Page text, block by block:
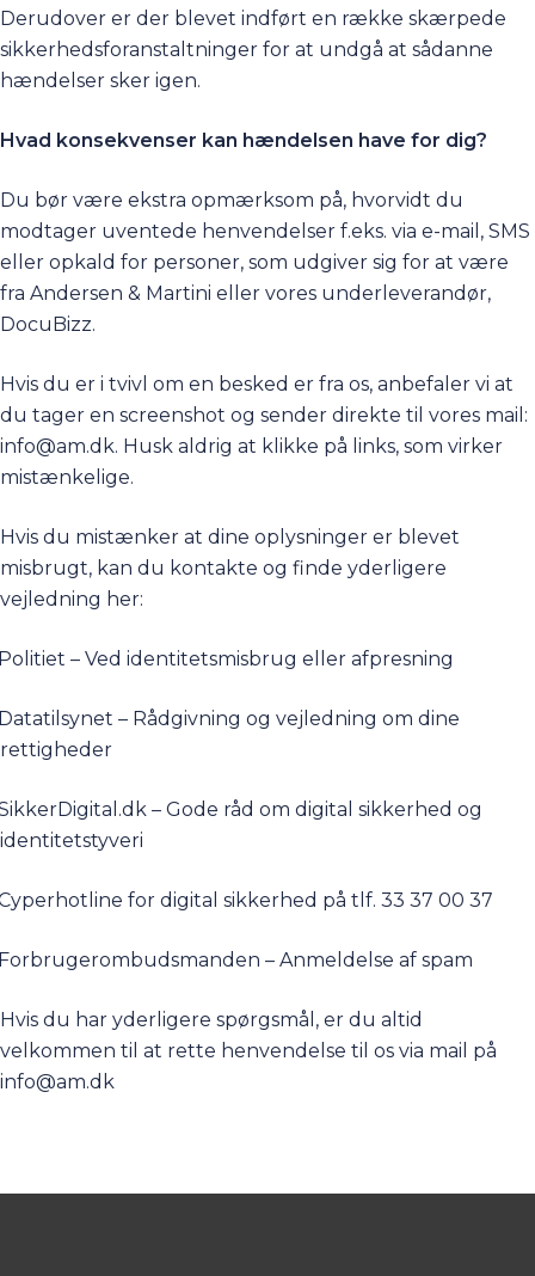
Derudover er der blevet indført en række skærpede
sikkerhedsforanstaltninger for at undgå at sådanne
hændelser sker igen.
Hvad konsekvenser kan hændelsen have for dig?
Du bør være ekstra opmærksom på, hvorvidt du
modtager uventede henvendelser f.eks. via e-mail, SMS
eller opkald for personer, som udgiver sig for at være
fra Andersen & Martini eller vores underleverandør,
DocuBizz.
Hvis du er i tvivl om en besked er fra os, anbefaler vi at
du tager en screenshot og sender direkte til vores mail:
info@am.dk. Husk aldrig at klikke på links, som virker
mistænkelige.
Hvis du mistænker at dine oplysninger er blevet
misbrugt, kan du kontakte og finde yderligere
vejledning her:
– Ved identitetsmisbrug eller afpresning
– Rådgivning og vejledning om dine
rettigheder
– Gode råd om digital sikkerhed og
identitetstyveri
for digital sikkerhed på tlf. 33 37 00 37
– Anmeldelse af spam
Hvis du har yderligere spørgsmål, er du altid
velkommen til at rette henvendelse til os via mail på
info@am.dk